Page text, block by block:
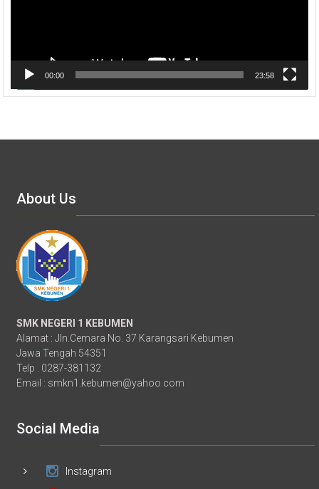
00:00 23:58
About Us
SMK NEGERI 1 KEBUMEN
Alamat : Jln.Cemara No. 37 Karangsari Kebumen
Jawa Tengah 54351
Telp . 0287-381132
Email : smkn1.kebumen@yahoo.com
Social Media
Instagram